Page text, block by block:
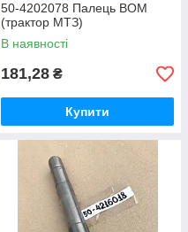
50-4202078 Палець ВОМ
(трактор МТЗ)
В наявності
181,28 ₴
Купити